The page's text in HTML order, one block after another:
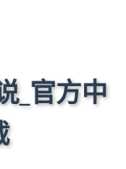
_官方中